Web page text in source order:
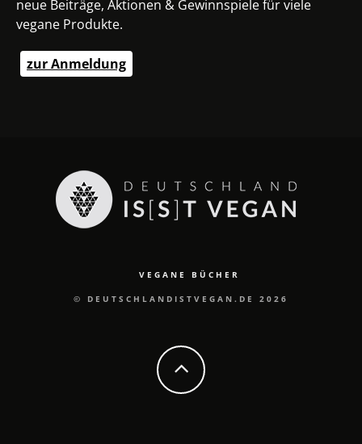
neue Beiträge, Aktionen & Gewinnspiele für viele
vegane Produkte.
zur Anmeldung
VEGANE BÜCHER
© DEUTSCHLANDISTVEGAN.DE 2026